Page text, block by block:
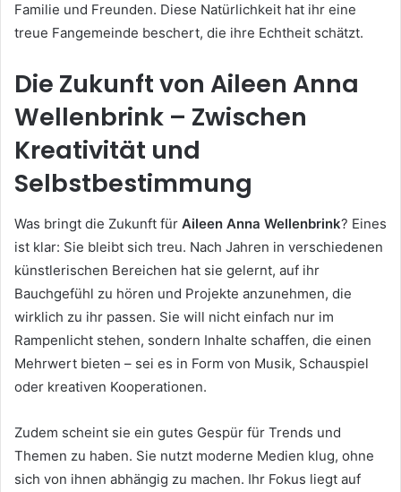
Familie und Freunden. Diese Natürlichkeit hat ihr eine
treue Fangemeinde beschert, die ihre Echtheit schätzt.
Die Zukunft von Aileen Anna
Wellenbrink – Zwischen
Kreativität und
Selbstbestimmung
Was bringt die Zukunft für Aileen Anna Wellenbrink? Eines
ist klar: Sie bleibt sich treu. Nach Jahren in verschiedenen
künstlerischen Bereichen hat sie gelernt, auf ihr
Bauchgefühl zu hören und Projekte anzunehmen, die
wirklich zu ihr passen. Sie will nicht einfach nur im
Rampenlicht stehen, sondern Inhalte schaffen, die einen
Mehrwert bieten – sei es in Form von Musik, Schauspiel
oder kreativen Kooperationen.
Zudem scheint sie ein gutes Gespür für Trends und
Themen zu haben. Sie nutzt moderne Medien klug, ohne
sich von ihnen abhängig zu machen. Ihr Fokus liegt auf